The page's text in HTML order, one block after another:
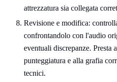
attrezzatura sia collegata
Revisione e modifica:
confrontandolo con l'audio
eventuali discrepanze. Presta
punteggiatura e alla grafia
tecnici.